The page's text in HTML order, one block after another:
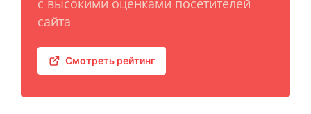
с высокими оценками посетителей
сайта
Смотреть рейтинг